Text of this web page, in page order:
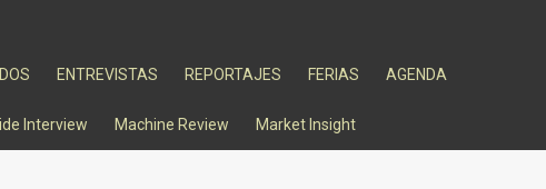
ENTREVISTAS REPORTAJES FERIAS AGENDA
Interview Machine Review Market Insight